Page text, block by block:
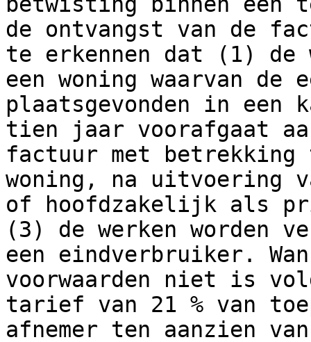
de ontvangst van de
te erkennen dat (1) de
een woning waarvan
plaatsgevonden in een
tien jaar voorafgaat
factuur met
woning, na uitvoering
of hoofdzakelijk als
(3) de werken worden
een eindverbruiker.
voorwaarden niet is
tarief van 21 % van
afnemer ten aanzien